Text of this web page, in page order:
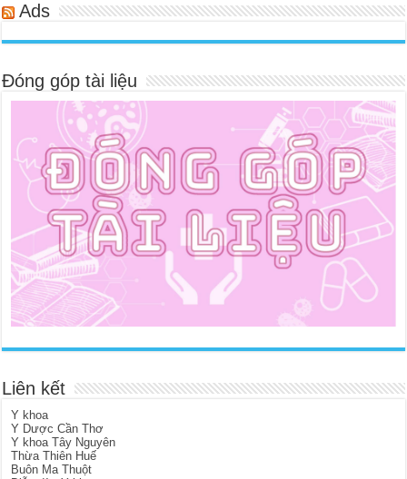
Ads
Đóng góp tài liệu
Liên kết
Y khoa
Y Dược Cần Thơ
Y khoa Tây Nguyên
Thừa Thiên Huế
Buôn Ma Thuột